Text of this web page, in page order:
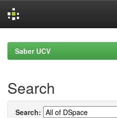
navigationSaber UCV
Search
Search: